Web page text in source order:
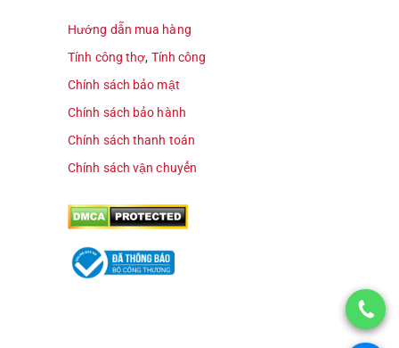
Hướng dẫn mua hàng
Tính công thợ, Tính công
Chính sách bảo mật
Chính sách bảo hành
Chính sách thanh toán
Chính sách vận chuyển